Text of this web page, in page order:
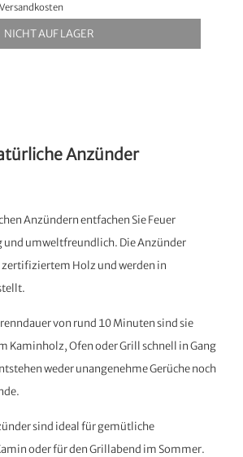
Versandkosten
NICHT AUF LAGER
Anzünder
Anzündern entfachen Sie Feuer
und umweltfreundlich. Die Anzünder
zertifiziertem Holz und werden in
von rund 10 Minuten sind sie
Kaminholz, Ofen oder Grill schnell in Gang
weder unangenehme Gerüche noch
sind ideal für gemütliche
oder für den Grillabend im Sommer.